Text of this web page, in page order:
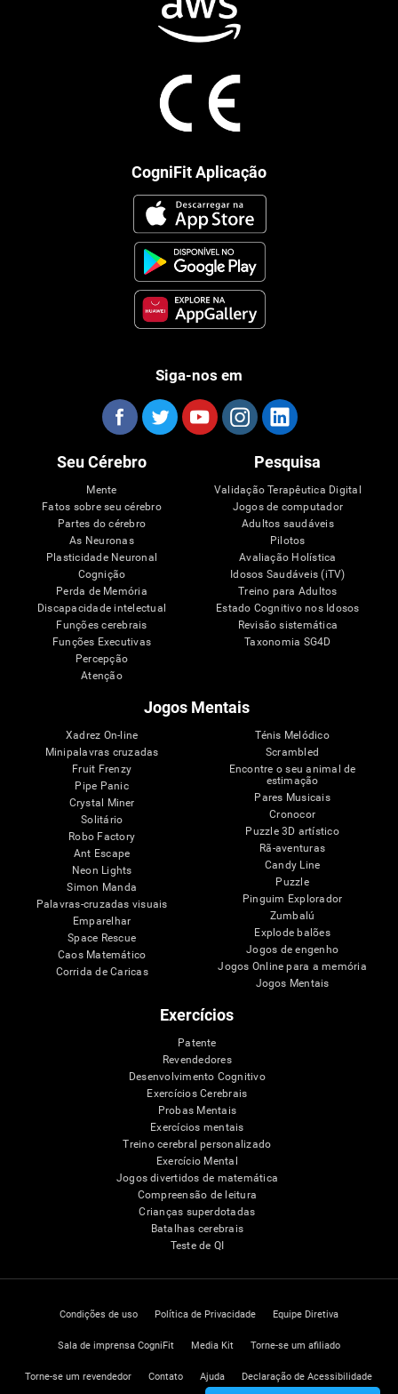
CogniFit Aplicação
Siga-nos em
Seu Cérebro
Mente
Fatos sobre seu cérebro
Partes do cérebro
As Neuronas
Plasticidade Neuronal
Cognição
Perda de Memória
Discapacidade intelectual
Funções cerebrais
Funções Executivas
Percepção
Atenção
Pesquisa
Validação Terapêutica Digital
Jogos de computador
Adultos saudáveis
Pilotos
Avaliação Holística
Idosos Saudáveis (iTV)
Treino para Adultos
Estado Cognitivo nos Idosos
Revisão sistemática
Taxonomia SG4D
Jogos Mentais
Xadrez On-line
Minipalavras cruzadas
Fruit Frenzy
Pipe Panic
Crystal Miner
Solitário
Robo Factory
Ant Escape
Neon Lights
Simon Manda
Palavras-cruzadas visuais
Emparelhar
Space Rescue
Caos Matemático
Corrida de Caricas
Ténis Melódico
Scrambled
Encontre o seu animal de
estimação
Pares Musicais
Cronocor
Puzzle 3D artístico
Rã-aventuras
Candy Line
Puzzle
Pinguim Explorador
Zumbalú
Explode balões
Jogos de engenho
Jogos Online para a memória
Jogos Mentais
Exercícios
Patente
Revendedores
Desenvolvimento Cognitivo
Exercícios Cerebrais
Probas Mentais
Exercícios mentais
Treino cerebral personalizado
Exercício Mental
Jogos divertidos de matemática
Compreensão de leitura
Crianças superdotadas
Batalhas cerebrais
Teste de QI
Condições de uso Política de Privacidade Equipe Diretiva
Sala de imprensa CogniFit Media Kit Torne-se um afiliado
Torne-se um revendedor Contato Ajuda Declaração de Acessibilidade